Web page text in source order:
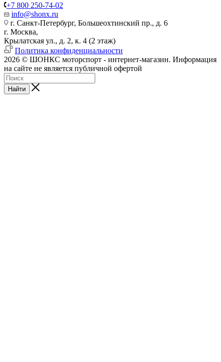
+7 800 250-74-02
info@shonx.ru
г. Санкт-Петербург, Большеохтинский пр., д. 6
г. Москва,
Крылатская ул., д. 2, к. 4 (2 этаж)
Политика конфиденциальности
2026 © ШОНКС моторспорт - интернет-магазин. Информация
на сайте не является публичной офертой
Найти